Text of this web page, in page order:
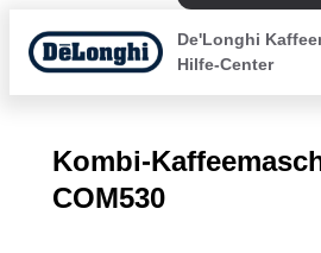
De'Longhi
Hilfe-Center
Kombi-
COM530